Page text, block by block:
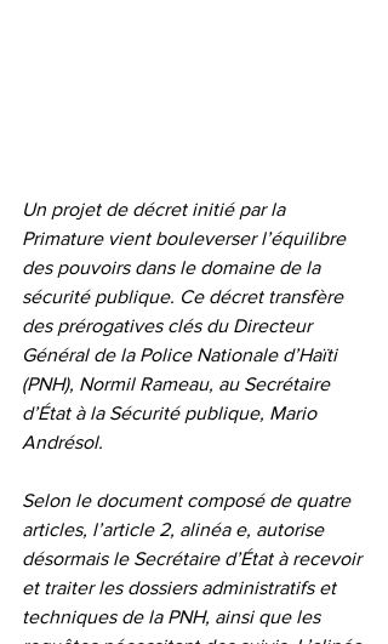
Un projet de décret initié par la
Primature vient bouleverser l’équilibre
des pouvoirs dans le domaine de la
sécurité publique. Ce décret transfère
des prérogatives clés du Directeur
Général de la Police Nationale d’Haïti
(PNH), Normil Rameau, au Secrétaire
d’État à la Sécurité publique, Mario
Andrésol.
Selon le document composé de quatre
articles, l’article 2, alinéa e, autorise
désormais le Secrétaire d’État à recevoir
et traiter les dossiers administratifs et
techniques de la PNH, ainsi que les